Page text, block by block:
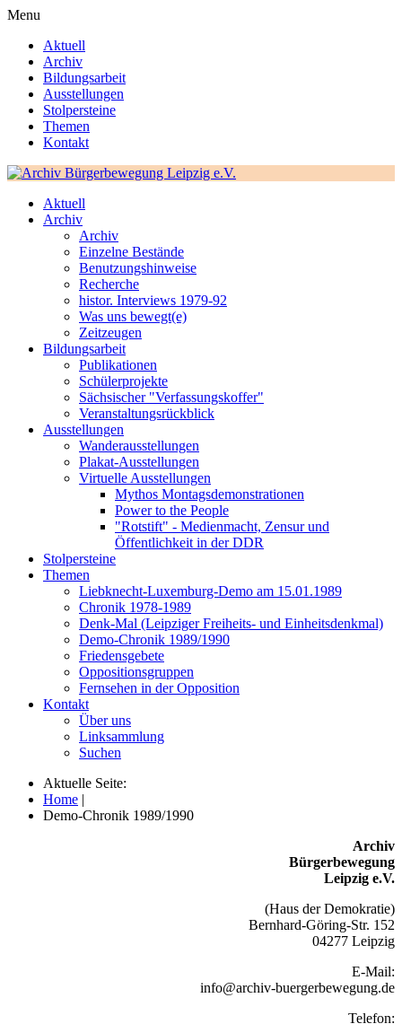
Menu
Aktuell
Archiv
Bildungsarbeit
Ausstellungen
Stolpersteine
Themen
Kontakt
Aktuell
Archiv
Archiv
Einzelne Bestände
Benutzungshinweise
Recherche
histor. Interviews 1979-92
Was uns bewegt(e)
Zeitzeugen
Bildungsarbeit
Publikationen
Schülerprojekte
Sächsischer "Verfassungskoffer"
Veranstaltungsrückblick
Ausstellungen
Wanderausstellungen
Plakat-Ausstellungen
Virtuelle Ausstellungen
Mythos Montagsdemonstrationen
Power to the People
"Rotstift" - Medienmacht, Zensur und
Öffentlichkeit in der DDR
Stolpersteine
Themen
Liebknecht-Luxemburg-Demo am 15.01.1989
Chronik 1978-1989
Denk-Mal (Leipziger Freiheits- und Einheitsdenkmal)
Demo-Chronik 1989/1990
Friedensgebete
Oppositionsgruppen
Fernsehen in der Opposition
Kontakt
Über uns
Linksammlung
Suchen
Aktuelle Seite:
Home |
Demo-Chronik 1989/1990
Archiv
Bürgerbewegung
Leipzig e.V.
(Haus der Demokratie)
Bernhard-Göring-Str. 152
04277 Leipzig
E-Mail:
info@archiv-buergerbewegung.de
Telefon: